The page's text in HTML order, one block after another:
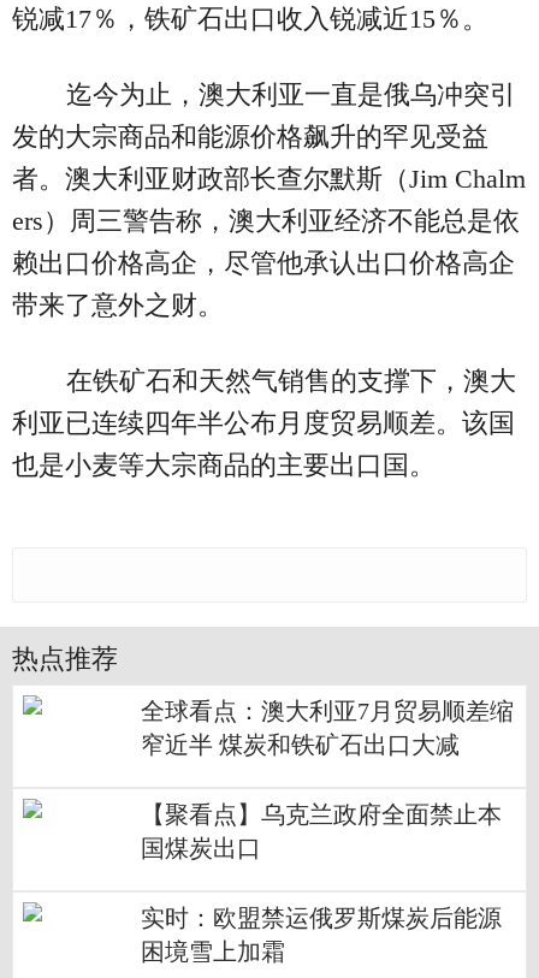
锐减17％，铁矿石出口收入锐减近15％。
迄今为止，澳大利亚一直是俄乌冲突引
发的大宗商品和能源价格飙升的罕见受益
者。澳大利亚财政部长查尔默斯（Jim Chalm
ers）周三警告称，澳大利亚经济不能总是依
赖出口价格高企，尽管他承认出口价格高企
带来了意外之财。
在铁矿石和天然气销售的支撑下，澳大
利亚已连续四年半公布月度贸易顺差。该国
也是小麦等大宗商品的主要出口国。
热点推荐
全球看点：澳大利亚7月贸易顺差缩
窄近半 煤炭和铁矿石出口大减
【聚看点】乌克兰政府全面禁止本
国煤炭出口
实时：欧盟禁运俄罗斯煤炭后能源
困境雪上加霜